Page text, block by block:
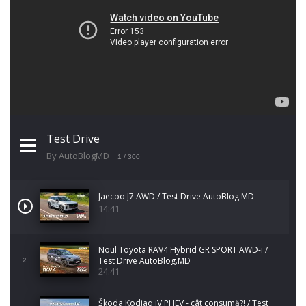
Test Drive
By AutoBlogMD 1 / 300
Jaecoo J7 AWD / Test Drive AutoBlog.MD
14:41
2
Noul Toyota RAV4 Hybrid GR SPORT AWD-i /
Test Drive AutoBlog.MD
24:41
Škoda Kodiaq iV PHEV - cât consumă?! / Test